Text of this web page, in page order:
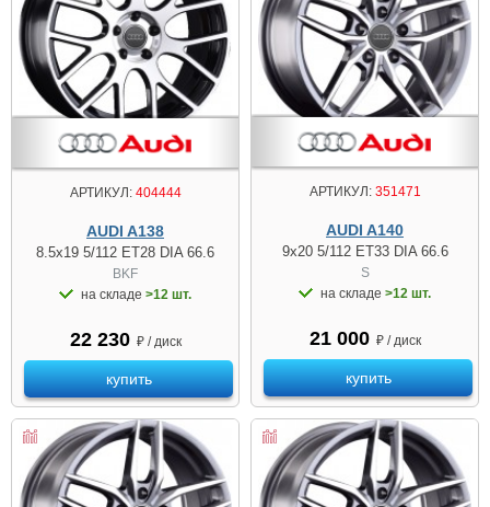
АРТИКУЛ:404444
AUDI A138
8.5x19 5/112 ET28 DIA 66.6
BKF
на складе >12 шт.
22 230 ₽ / диск
купить
АРТИКУЛ:351471
AUDI A140
9x20 5/112 ET33 DIA 66.6
S
на складе >12 шт.
21 000 ₽ / диск
купить